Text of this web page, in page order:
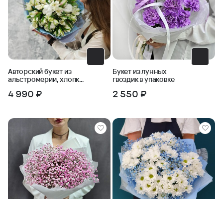
Авторский букет из
альстромерии, хлопка
4 990 ₽
Букет из лунных
гвоздик в упаковке
2 550 ₽